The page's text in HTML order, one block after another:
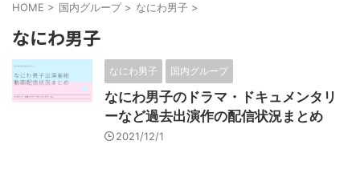
HOME > 国内グループ > なにわ男子 >
なにわ男子
なにわ男子 国内グループ
なにわ男子のドラマ・ドキュメンタリ
ーなど過去出演作の配信状況まとめ
2021/12/1